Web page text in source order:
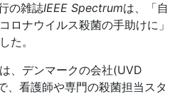
の雑誌IEEE Spectrumは、「自
ロナウイルス殺菌の手助けに」
た。
、デンマークの会社(UVD
、看護師や専門の殺菌担当スタ